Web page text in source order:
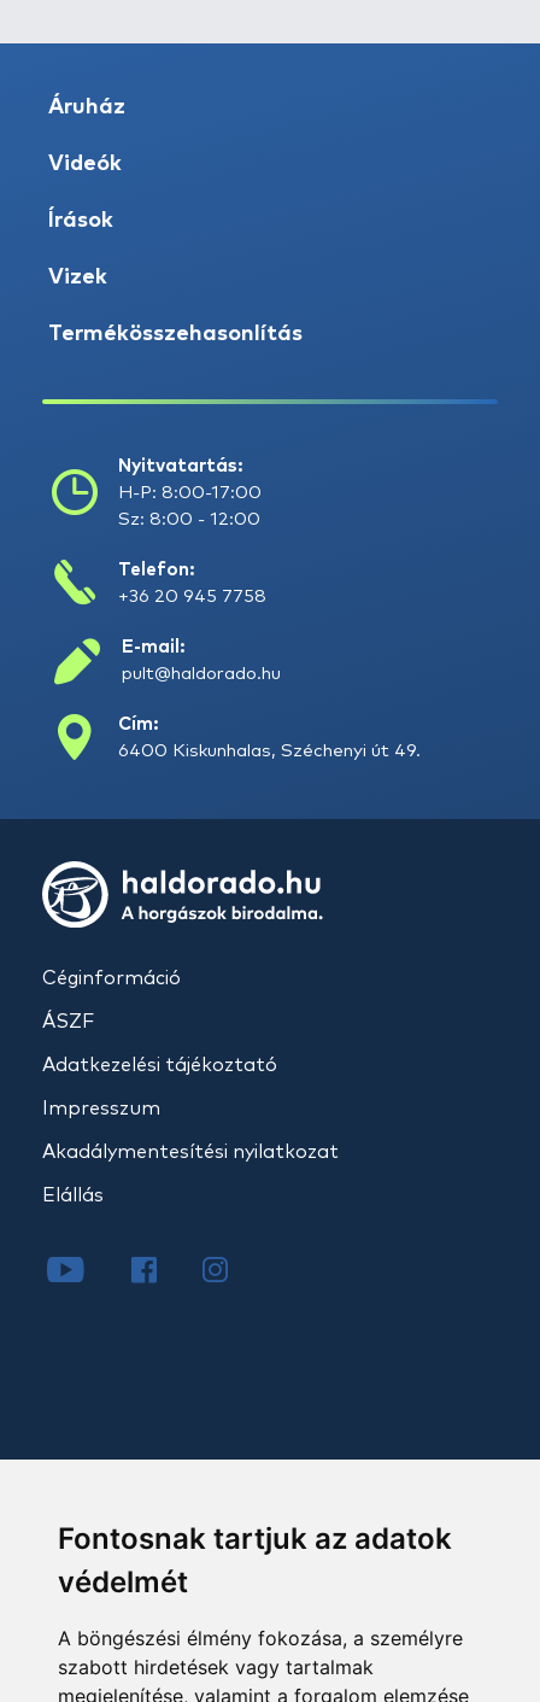
Fontosnak tartjuk az adatok
védelmét
A böngészési élmény fokozása, a személyre
szabott hirdetések vagy tartalmak
megjelenítése, valamint a forgalom elemzése
Áruház
Videók
Írások
Vizek
Termékösszehasonlítás
Nyitvatartás:
H-P: 8:00-17:00
Sz: 8:00 - 12:00
Telefon:
+36 20 945 7758
E-mail:
pult@haldorado.hu
Cím:
6400 Kiskunhalas, Széchenyi út 49.
Céginformáció
ÁSZF
Adatkezelési tájékoztató
Impresszum
Akadálymentesítési nyilatkozat
Elállás